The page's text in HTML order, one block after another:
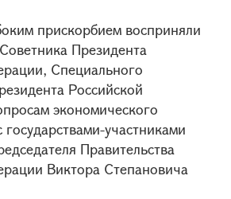
прискорбием восприняли
Президента
Специального
Российской
экономического
государствами-участниками
Правительства
Виктора Степановича